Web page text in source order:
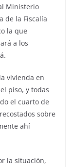
Ministerio
de la Fiscalía
la que
a los
vivienda en
piso, y todas
el cuarto de
sobre
ahí
la situación,